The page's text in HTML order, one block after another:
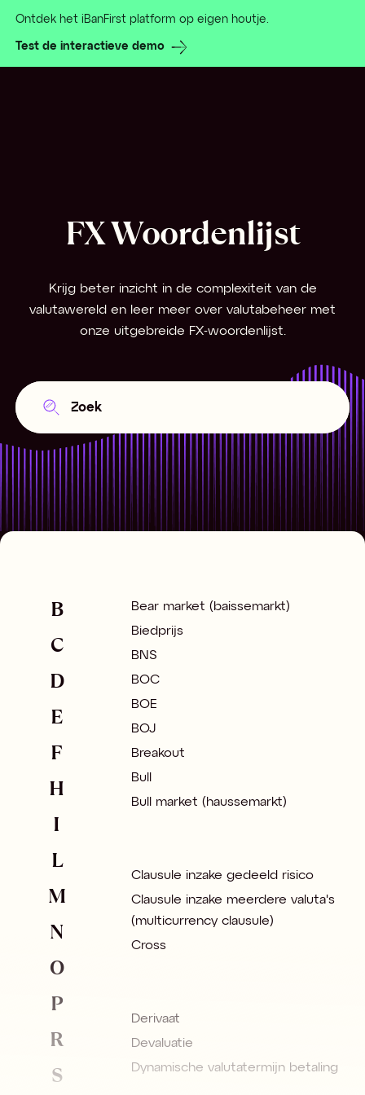
Ontdek het iBanFirst platform op eigen houtje.
Test de interactieve demo
FX Woordenlijst
Krijg beter inzicht in de complexiteit van de
valutawereld en leer meer over valutabeheer met
onze uitgebreide FX-woordenlijst.
B
C
D
E
F
H
I
L
M
N
O
P
R
S
Bear market (baissemarkt)
Biedprijs
BNS
BOC
BOE
BOJ
Breakout
Bull
Bull market (haussemarkt)
Clausule inzake gedeeld risico
Clausule inzake meerdere valuta's
(multicurrency clausule)
Cross
Derivaat
Devaluatie
Dynamische valutatermijn betaling